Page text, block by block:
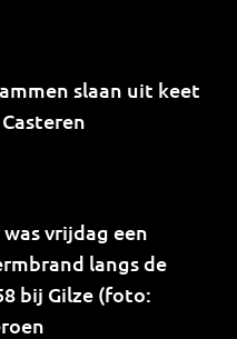
slaan uit keet
was vrijdag een
langs de
bij Gilze (foto: